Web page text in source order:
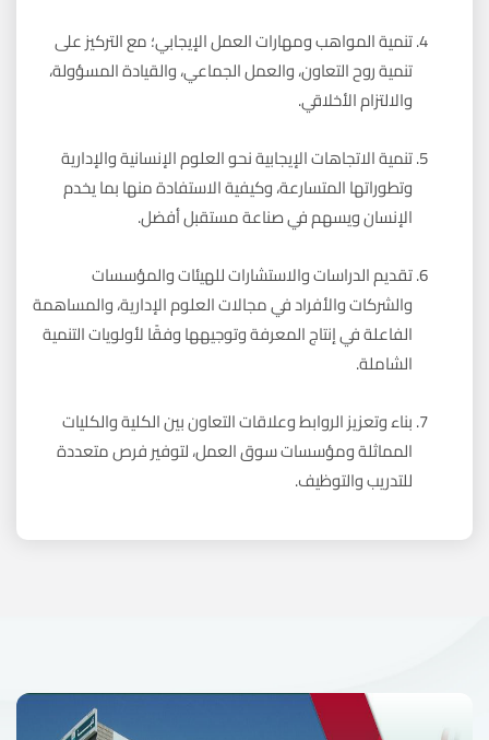
تنمية المواهب ومهارات العمل الإيجابي؛ مع التركيز على
تنمية روح التعاون، والعمل الجماعي، والقيادة المسؤولة،
والالتزام الأخلاقي.
تنمية الاتجاهات الإيجابية نحو العلوم الإنسانية والإدارية
وتطوراتها المتسارعة، وكيفية الاستفادة منها بما يخدم
الإنسان ويسهم في صناعة مستقبل أفضل.
تقديم الدراسات والاستشارات للهيئات والمؤسسات
والشركات والأفراد في مجالات العلوم الإدارية، والمساهمة
الفاعلة في إنتاج المعرفة وتوجيهها وفقًا لأولويات التنمية
الشاملة.
بناء وتعزيز الروابط وعلاقات التعاون بين الكلية والكليات
المماثلة ومؤسسات سوق العمل، لتوفير فرص متعددة
للتدريب والتوظيف.